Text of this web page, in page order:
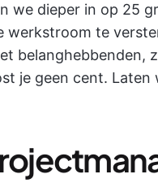
we dieper in op 25
werkstroom te
belanghebbenden,
je geen cent. Laten